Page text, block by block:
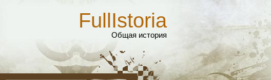
FullIstoria
Общая история